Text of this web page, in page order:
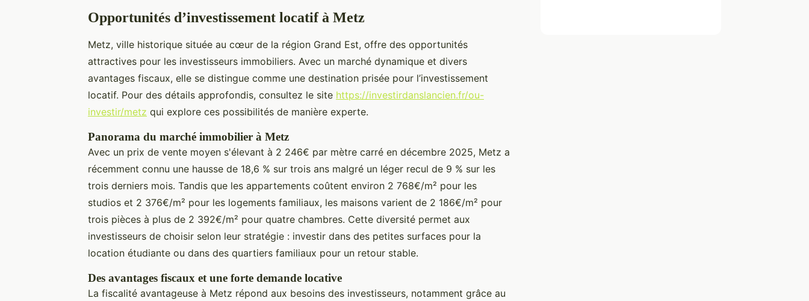
Opportunités d’investissement locatif à Metz
Metz, ville historique située au cœur de la région Grand Est, offre des opportunités
attractives pour les investisseurs immobiliers. Avec un marché dynamique et divers
avantages fiscaux, elle se distingue comme une destination prisée pour l’investissement
locatif. Pour des détails approfondis, consultez le site https://investirdanslancien.fr/ou-
investir/metz qui explore ces possibilités de manière experte.
Panorama du marché immobilier à Metz
Avec un prix de vente moyen s'élevant à 2 246€ par mètre carré en décembre 2025, Metz a
récemment connu une hausse de 18,6 % sur trois ans malgré un léger recul de 9 % sur les
trois derniers mois. Tandis que les appartements coûtent environ 2 768€/m² pour les
studios et 2 376€/m² pour les logements familiaux, les maisons varient de 2 186€/m² pour
trois pièces à plus de 2 392€/m² pour quatre chambres. Cette diversité permet aux
investisseurs de choisir selon leur stratégie : investir dans des petites surfaces pour la
location étudiante ou dans des quartiers familiaux pour un retour stable.
Des avantages fiscaux et une forte demande locative
La fiscalité avantageuse à Metz répond aux besoins des investisseurs, notamment grâce au